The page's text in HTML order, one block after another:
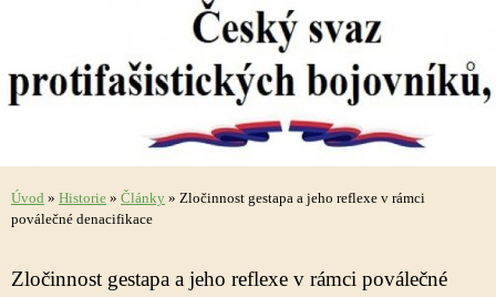
Úvod » Historie » Články » Zločinnost gestapa a jeho reflexe v rámci
poválečné denacifikace
Zločinnost gestapa a jeho reflexe v rámci poválečné